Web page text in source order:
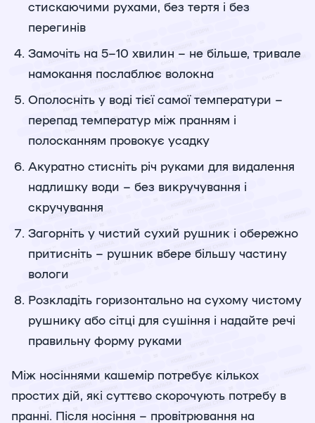
стискаючими рухами, без тертя і без
перегинів
Замочіть на 5–10 хвилин – не більше, тривале
намокання послаблює волокна
Ополосніть у воді тієї самої температури –
перепад температур між пранням і
полосканням провокує усадку
Акуратно стисніть річ руками для видалення
надлишку води – без викручування і
скручування
Загорніть у чистий сухий рушник і обережно
притисніть – рушник вбере більшу частину
вологи
Розкладіть горизонтально на сухому чистому
рушнику або сітці для сушіння і надайте речі
правильну форму руками
Між носіннями кашемір потребує кількох
простих дій, які суттєво скорочують потребу в
пранні. Після носіння – провітрювання на